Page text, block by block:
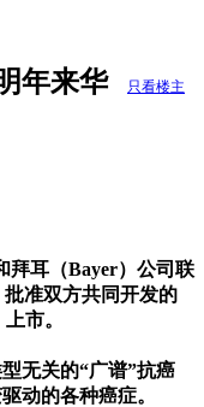
年来华 只看楼主
拜耳（Bayer）公司联
准双方共同开发的
市。
无关的“广谱”抗癌
动的各种癌症。